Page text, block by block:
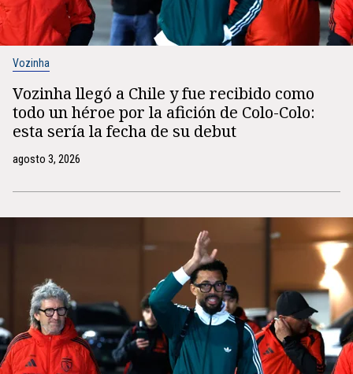
Vozinha
Vozinha llegó a Chile y fue recibido como
todo un héroe por la afición de Colo-Colo:
esta sería la fecha de su debut
agosto 3, 2026